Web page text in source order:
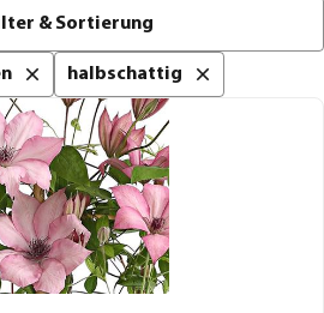
& Sortierung
halbschattig